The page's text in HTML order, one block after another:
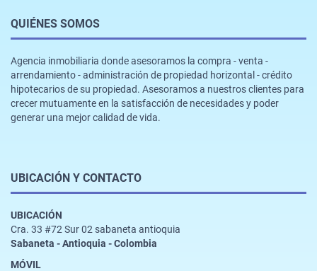
QUIÉNES SOMOS
Agencia inmobiliaria donde asesoramos la compra - venta -
arrendamiento - administración de propiedad horizontal - crédito
hipotecarios de su propiedad. Asesoramos a nuestros clientes para
crecer mutuamente en la satisfacción de necesidades y poder
generar una mejor calidad de vida.
UBICACIÓN Y CONTACTO
UBICACIÓN
Cra. 33 #72 Sur 02 sabaneta antioquia
Sabaneta - Antioquia - Colombia
MÓVIL